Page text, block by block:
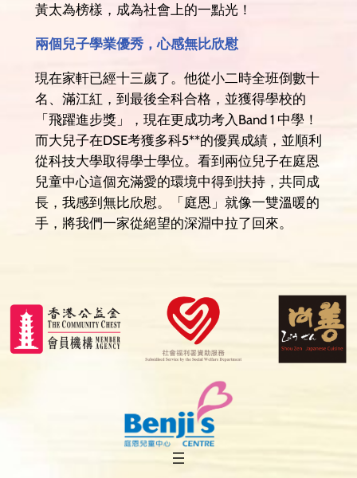
黃太為榜樣，成為社會上的一點光！
兩個兒子學業優秀，心感無比欣慰
現在家軒已經十三歲了。他從小二時全班倒數十
名、滿江紅，到最後全科合格，並獲得學校的
「飛躍進步獎」，現在更成功考入Band 1 中學！
而大兒子在DSE考獲多科5**的優異成績，並順利
從科技大學取得學士學位。看到兩位兒子在庭恩
兒童中心這個充滿愛的環境中得到扶持，共同成
長，我感到無比欣慰。「庭恩」就像一雙溫暖的
手，將我們一家從絕望的深淵中拉了回來。